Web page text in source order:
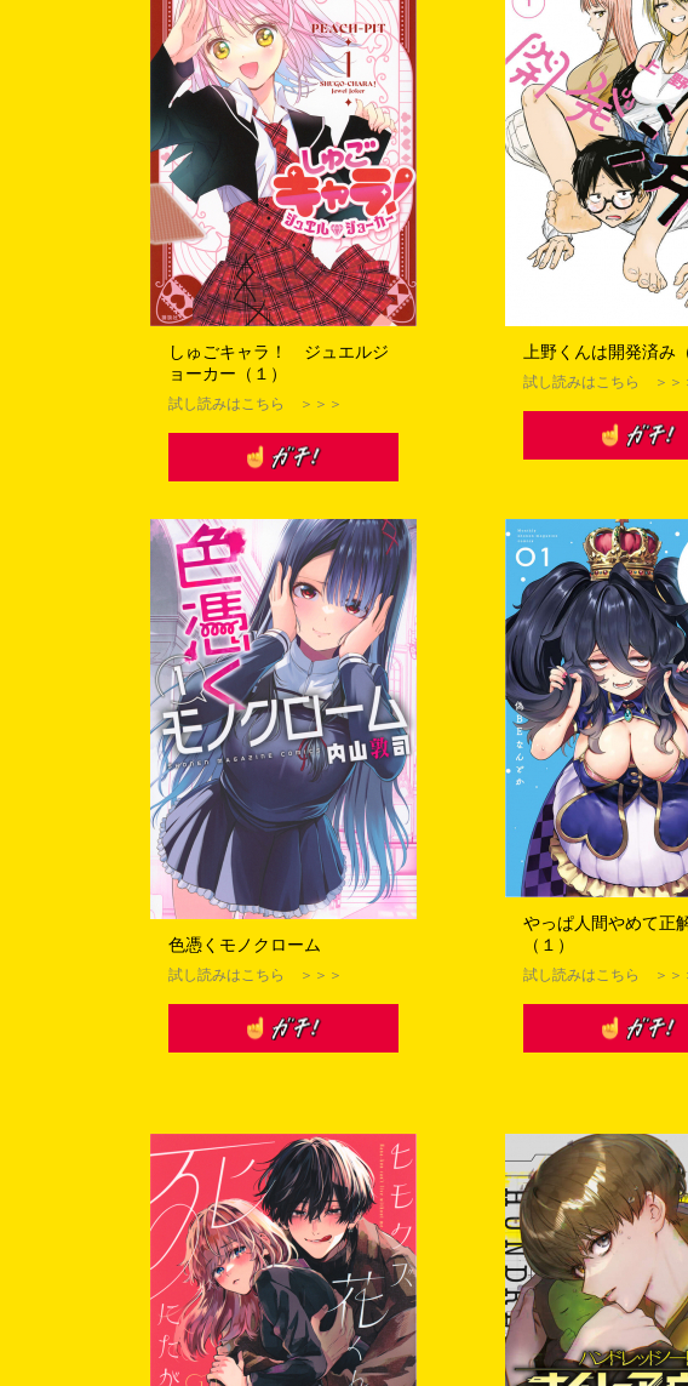
等にはお気を付けください。
フィッシング詐欺にご注意ください
やむを得ない事情により、応募期間
システムエラー、システム障害等そ
する場合があります。
当選の連絡後、必要な情報をご提供
い。またご提供情報に誤りがあるため
ください。
当選が無効となった場合、その後、
効となった当選が発生した場合、当選
しゅごキャラ！ ジュエルジ
ョーカー（１）
試し読みはこちら ＞＞＞
上野くんは開発済み
試し読みはこちら ＞＞
色憑くモノクローム
試し読みはこちら ＞＞＞
やっぱ人間やめて正
（１）
試し読みはこちら ＞＞